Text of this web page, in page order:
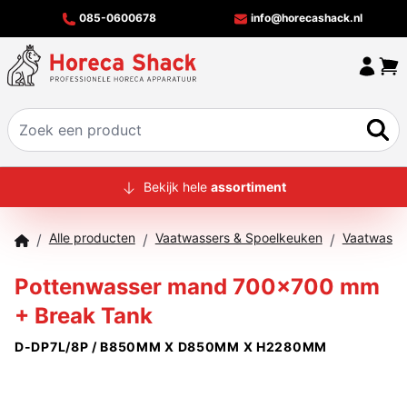
085-0600678 info@horecashack.nl
HOME
MERKEN
OFFERTECHECKER
CONTACT
Bekijk hele assortiment
/ Alle producten / Vaatwassers & Spoelkeuken /
Pottenwasser mand 700x700 mm
+ Break Tank
D-DP7L/8P / B850MM X D850MM X H2280MM